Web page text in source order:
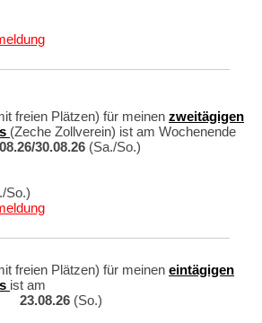
freien Plätzen) für meinen zweitägigen
(Zeche Zollverein) ist am Wochenende
30.08.26 (Sa./So.)
So.)
freien Plätzen) für meinen eintägigen
ist am
23.08.26 (So.)